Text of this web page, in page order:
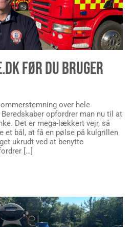
FØR DU BRUGER
over hele
opfordrer man nu til at
Det er mega-lækkert vejr, så
et bål, at få en pølse på kulgrillen
ukrudt ved at benytte
[…]